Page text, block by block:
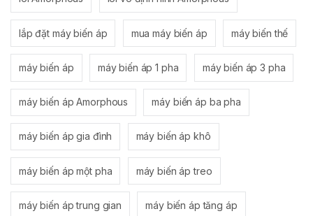
lắp đặt máy biến áp mua máy biến áp máy biến thế
máy biến áp máy biến áp 1 pha máy biến áp 3 pha
máy biến áp Amorphous máy biến áp ba pha
máy biến áp gia đình máy biến áp khô
máy biến áp một pha máy biến áp treo
máy biến áp trung gian máy biến áp tăng áp